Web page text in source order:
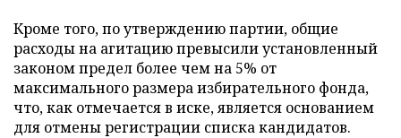
Кроме того, по утверждению партии, общие
расходы на агитацию превысили установленный
законом предел более чем на 5% от
максимального размера избирательного фонда,
что, как отмечается в иске, является основанием
для отмены регистрации списка кандидатов.